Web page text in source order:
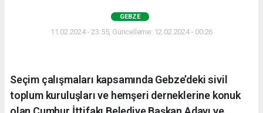
GEBZE
11.02.2024 - 23:55, Güncelleme: 12.02.2024 - 00:26
Seçim çalışmaları kapsamında Gebze’deki sivil
toplum kuruluşları ve hemşeri derneklerine konuk